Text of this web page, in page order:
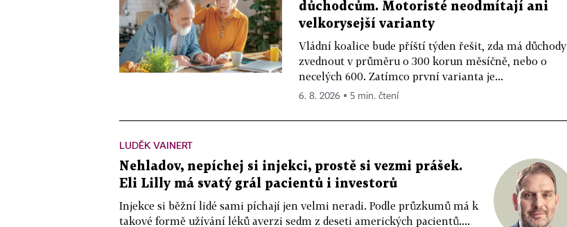
důchodcům. Motoristé neodmítají ani
velkorysejší varianty
Vládní koalice bude příští týden řešit, zda má důchody
zvednout v průměru o 300 korun měsíčně, nebo o
necelých 600. Zatímco první varianta je...
6. 8. 2026 ▪ 5 min. čtení
LUDĚK VAINERT
Nehladov, nepíchej si injekci, prostě si vezmi prášek.
Eli Lilly má svatý grál pacientů i investorů
Injekce si běžní lidé sami píchají jen velmi neradi. Podle průzkumů má k
takové formě užívání léků averzi sedm z deseti amerických pacientů....